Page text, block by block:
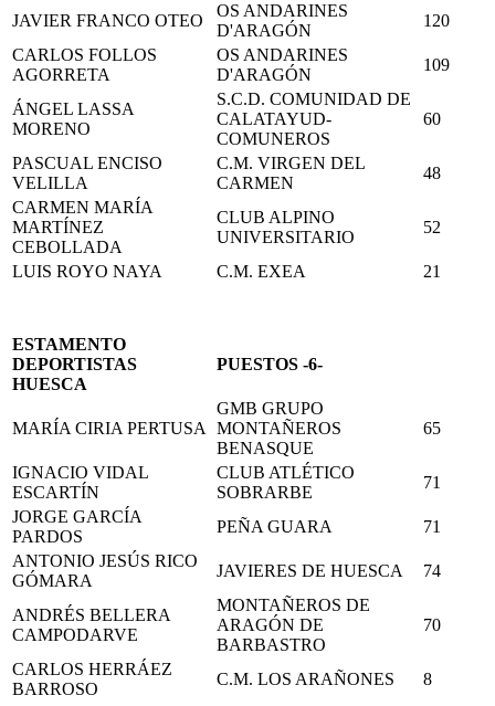
JAVIER FRANCO OTEO
OS ANDARINES
D'ARAGÓN
120
CARLOS FOLLOS
AGORRETA
OS ANDARINES
D'ARAGÓN
109
ÁNGEL LASSA
MORENO
S.C.D. COMUNIDAD DE
CALATAYUD-
COMUNEROS
60
PASCUAL ENCISO
VELILLA
C.M. VIRGEN DEL
CARMEN
48
CARMEN MARÍA
MARTÍNEZ
CEBOLLADA
CLUB ALPINO
UNIVERSITARIO
52
LUIS ROYO NAYA C.M. EXEA 21
ESTAMENTO
DEPORTISTAS
HUESCA
PUESTOS -6-
MARÍA CIRIA PERTUSA
GMB GRUPO
MONTAÑEROS
BENASQUE
65
IGNACIO VIDAL
ESCARTÍN
CLUB ATLÉTICO
SOBRARBE
71
JORGE GARCÍA
PARDOS
PEÑA GUARA
71
ANTONIO JESÚS RICO
GÓMARA
JAVIERES DE HUESCA 74
ANDRÉS BELLERA
CAMPODARVE
MONTAÑEROS DE
ARAGÓN DE
BARBASTRO
70
CARLOS HERRÁEZ
BARROSO
C.M. LOS ARAÑONES 8